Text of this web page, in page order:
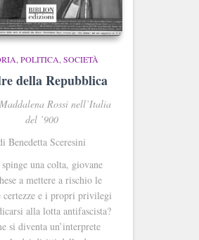
POLITICA, SOCIETÀ
della Repubblica
Rossi nell’Italia
del ’900
Benedetta Sceresini
spinge una colta, giovane
a mettere a rischio le
certezze e i propri privilegi
alla lotta antifascista?
si diventa un’interprete